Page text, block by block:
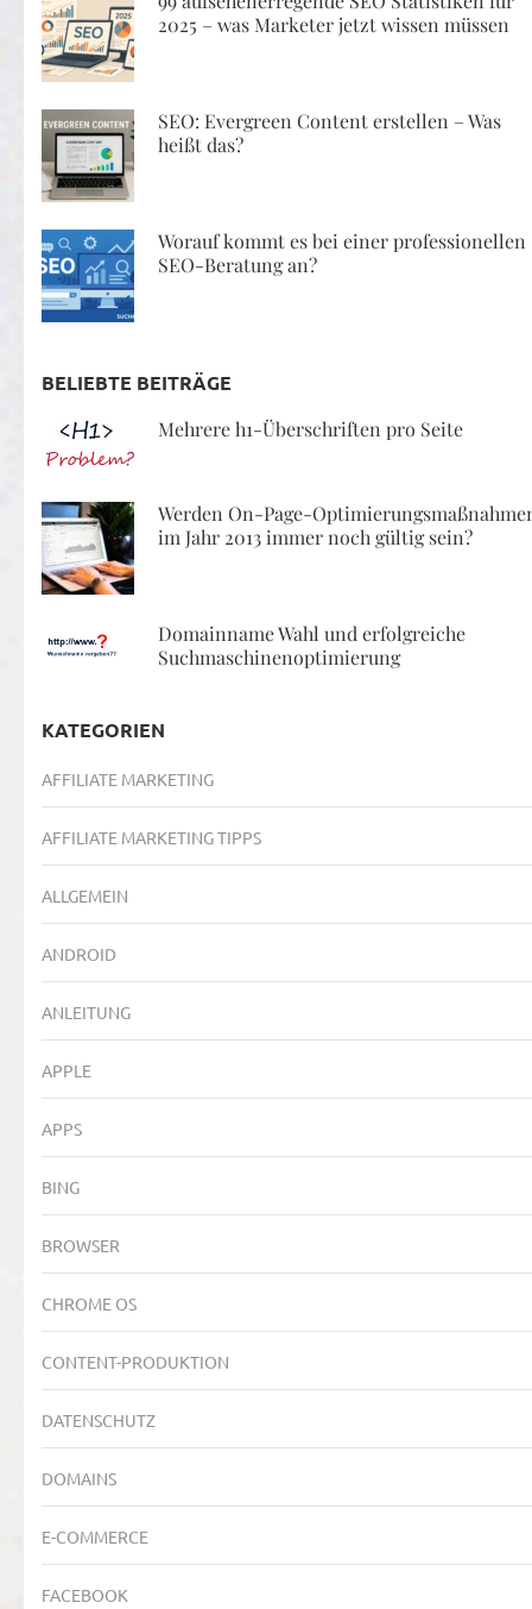
2025 – was Marketer jetzt wissen müssen
SEO: Evergreen Content erstellen – Was
heißt das?
Worauf kommt es bei einer professionellen
SEO-Beratung an?
BELIEBTE BEITRÄGE
Mehrere h1-Überschriften pro Seite
Werden On-Page-
im Jahr 2013 immer noch gültig sein?
Domainname Wahl und erfolgreiche
Suchmaschinenoptimierung
KATEGORIEN
AFFILIATE MARKETING
AFFILIATE MARKETING TIPPS
ALLGEMEIN
ANDROID
ANLEITUNG
APPLE
APPS
BING
BROWSER
CHROME OS
CONTENT-PRODUKTION
DATENSCHUTZ
DOMAINS
E-COMMERCE
FACEBOOK